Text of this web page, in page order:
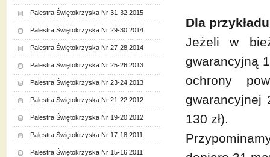
Dla
Jeżeli w
gwarancyjną
ochrony
gwarancyjnej
130 zł).
Palestra Świętokrzyska Nr 31-32 2015
Palestra Świętokrzyska Nr 29-30 2014
Palestra Świętokrzyska Nr 27-28 2014
Palestra Świętokrzyska Nr 25-26 2013
Palestra Świętokrzyska Nr 23-24 2013
Palestra Świętokrzyska Nr 21-22 2012
Palestra Świętokrzyska Nr 19-20 2012
Palestra Świętokrzyska Nr 17-18 2011
Palestra Świętokrzyska Nr 15-16 2011